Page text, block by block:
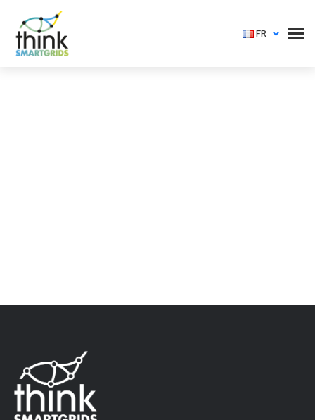
FR
Vous devez vous identifier pour voir cet événement